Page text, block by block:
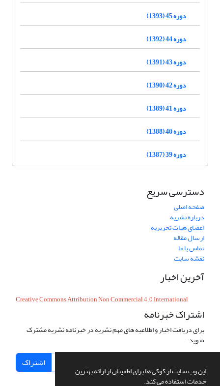
این وب سایت از کوکی ها برای اطمینان از ارائه بهترین
خدمات استفاده می کند.
دوره 45 (1393)
دوره 44 (1392)
دوره 43 (1391)
دوره 42 (1390)
دوره 41 (1389)
دوره 40 (1388)
دوره 39 (1387)
دسترسی سریع
صفحه اصلی
درباره نشریه
اعضای هیات تحریریه
ارسال مقاله
تماس با ما
نقشه سایت
آخرین اخبار
Creative Commons Attribution Non Commercial 4.0 International
اشتراک خبرنامه
برای دریافت اخبار و اطلاعیه های مهم نشریه در خبرنامه نشریه مشترک
شوید.
اشتراک